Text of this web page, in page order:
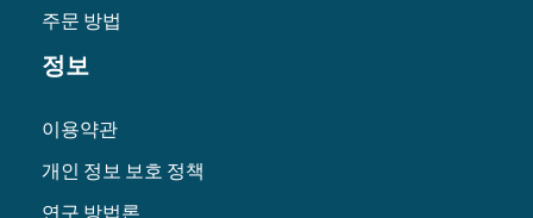
주문 방법
정보
이용약관
개인 정보 보호 정책